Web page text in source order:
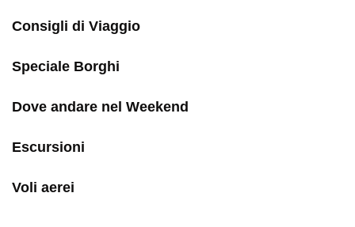
Consigli di Viaggio
Speciale Borghi
Dove andare nel Weekend
Escursioni
Voli aerei